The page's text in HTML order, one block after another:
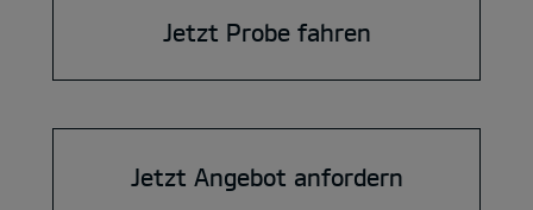
Jetzt Probe fahren
Jetzt Angebot anfordern